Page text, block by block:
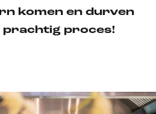
komen en durven
prachtig proces!